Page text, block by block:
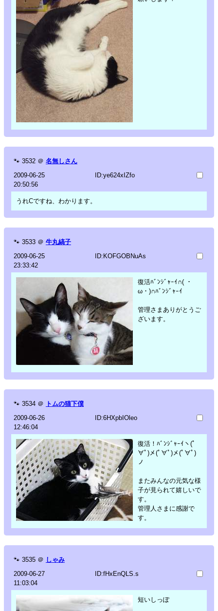
🐾 3532 ＠ 名無しさん
2009-06-25
20:50:56
ID:ye624xIZfo
うれCですね、わかります。
🐾 3533 ＠ 牛丸縞子
2009-06-25
23:33:42
ID:KOFGOBNuAs
復活ﾊﾞﾝｼﾞｬｰｲ∩( ・
ω・)∩ﾊﾞﾝｼﾞｬｰｲ
管理さまありがとうご
ざいます。
🐾 3534 ＠ トムの猫下僕
2009-06-26
12:46:04
ID:6HXpbIOleo
復活！ﾊﾞﾝｼﾞｬｰｲヽ(ﾟ
∀ﾟ)メ(ﾟ∀ﾟ)メ(ﾟ∀ﾟ)
ノ
またみんなの元気な様
子が見られて嬉しいで
す。
管理人さまに感謝で
す。
🐾 3535 ＠ しゃみ
2009-06-27
11:03:04
ID:fHxEnQLS.s
短いしっぽ